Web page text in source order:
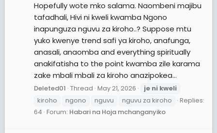
Hopefully wote mko salama. Naombeni majibu
tafadhali, Hivi ni kweli kwamba Ngono
inapunguza nguvu za kiroho..? Suppose mtu
yuko kwenye trend safi ya kiroho, anafunga,
anasali, anaomba and everything spiritually
anakifatisha to the point kwamba zile karama
zake mbali mbali za kiroho anazipokea...
Deleted01 Thread May 21, 2026 je ni kweli
kiroho
ngono nguvu nguvu za kiroho
Replies:
64 Forum: Habari na Hoja mchanganyiko